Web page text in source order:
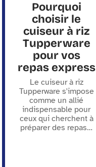
Pourquoi
choisir le
cuiseur à riz
Tupperware
pour vos
repas express
Le cuiseur à riz
Tupperware s'impose
comme un allié
indispensable pour
ceux qui cherchent à
préparer des repas…